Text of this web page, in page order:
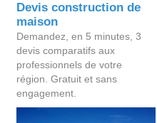
Devis construction de
maison
Demandez, en 5 minutes, 3
devis comparatifs aux
professionnels de votre
région. Gratuit et sans
engagement.